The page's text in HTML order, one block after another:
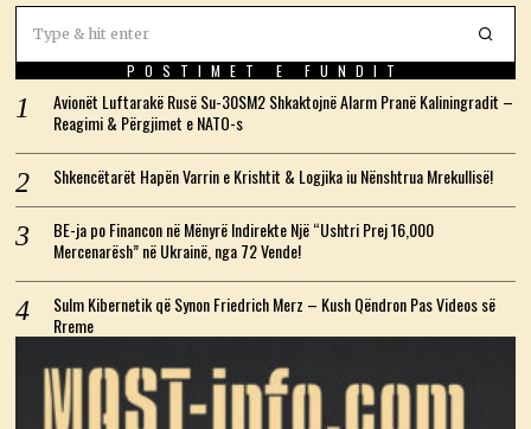
POSTIMET E FUNDIT
Avionët Luftarakë Rusë Su-30SM2 Shkaktojnë Alarm Pranë Kaliningradit –
Reagimi & Përgjimet e NATO-s
Shkencëtarët Hapën Varrin e Krishtit & Logjika iu Nënshtrua Mrekullisë!
BE-ja po Financon në Mënyrë Indirekte Një “Ushtri Prej 16,000
Mercenarësh” në Ukrainë, nga 72 Vende!
Sulm Kibernetik që Synon Friedrich Merz – Kush Qëndron Pas Videos së
Rreme